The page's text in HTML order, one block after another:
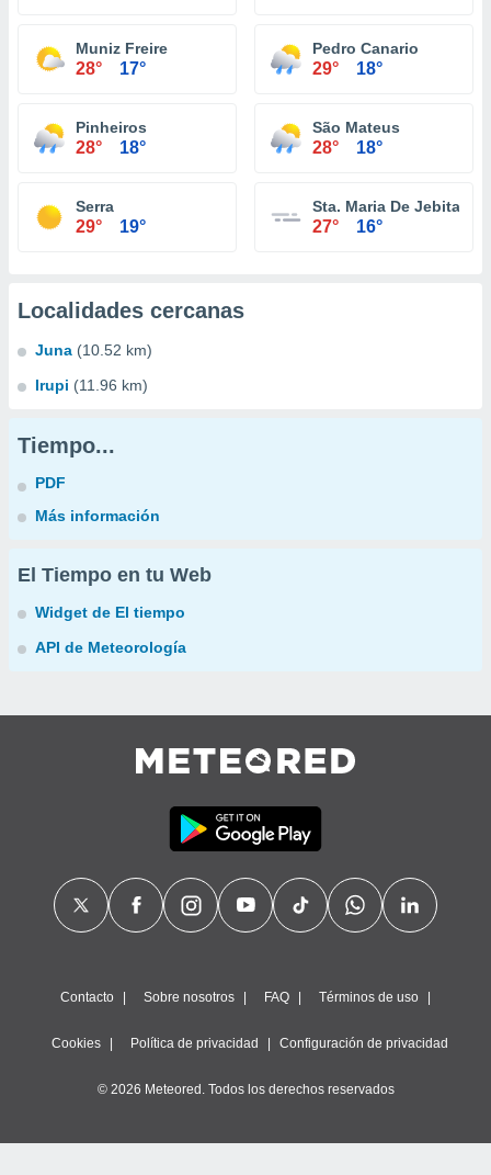
Muniz Freire
28° 17°
Pedro Canario
29° 18°
Pinheiros
28° 18°
São Mateus
28° 18°
Serra
29° 19°
Sta. Maria De Jebita
27° 16°
Localidades cercanas
Juna (10.52 km)
Irupi (11.96 km)
Tiempo...
PDF
Más información
El Tiempo en tu Web
Widget de El tiempo
API de Meteorología
Contacto Sobre nosotros FAQ Términos de uso
Cookies Política de privacidad Configuración de privacidad
© 2026 Meteored. Todos los derechos reservados